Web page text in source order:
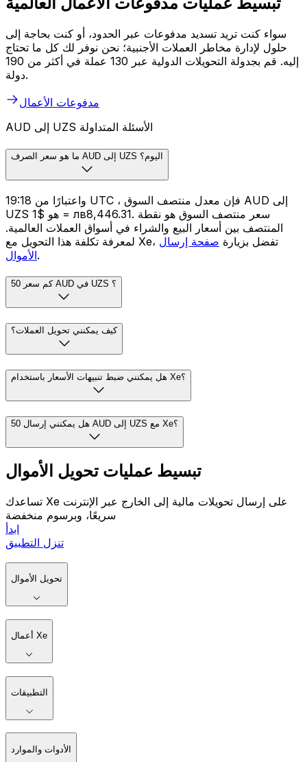
سواء كنت تريد تسديد مدفوعات عبر الحدود، أو كنت بحاجة إلى
حلول لإدارة مخاطر العملات الأجنبية؛ نحن نوفر لك كل ما تحتاج
إليه. قم بجدولة التحويلات الدولية عبر 130 عملة في أكثر من 190
دولة.
مدفوعات الأعمال
AUD إلى UZS الأسئلة المتداولة
ما هو سعر الصرف AUD إلى UZS اليوم؟
واعتبارًا من 19:18 UTC ، فإن معدل منتصف السوق AUD إلى
UZS هو $1 = лв8,446.31. سعر منتصف السوق هو نقطة
المنتصف بين أسعار البيع والشراء في أسواق العملات العالمية.
لمعرفة تكلفة هذا التحويل مع Xe، تفضل بزيارة صفحة إرسال
الأموال.
كم سعر 50 AUD في UZS ؟
كيف يمكنني تحويل العملات؟
هل يمكنني ضبط تنبيهات الأسعار باستخدام Xe؟
هل يمكنني إرسال 50 AUD إلى UZS مع Xe؟
تبسيط عمليات تحويل الأموال
تساعدك Xe على إرسال تحويلات مالية إلى الخارج عبر الإنترنت
سريعًا، وبرسوم منخفضة
ابدأ
تنزل التطبيق
تحويل الأموال
أعمال Xe
التطبيقات
الأدوات والموارد